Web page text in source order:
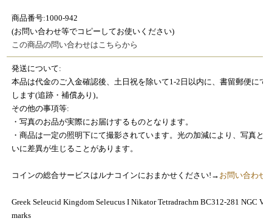
商品番号:1000-942
(お問い合わせ等でコピーしてお使いください)
この商品の問い合わせはこちらから
発送について:
本品は代金のご入金確認後、土日祝を除いて1-2日以内に、書留郵便にて
します(追跡・補償あり)。
その他の事項等:
・写真のお品が実際にお届けするものとなります。
・商品は一定の照明下にて撮影されています。光の加減により、写真と
いに差異が生じることがあります。
コインの総合サービスはルナコインにおまかせください!→ お問い合わせ
Greek Seleucid Kingdom Seleucus I Nikator Tetradrachm BC312-281 NGC VF
marks